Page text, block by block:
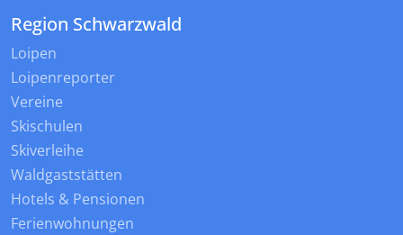
Region Schwarzwald
Loipen
Loipenreporter
Vereine
Skischulen
Skiverleihe
Waldgaststätten
Hotels & Pensionen
Ferienwohnungen